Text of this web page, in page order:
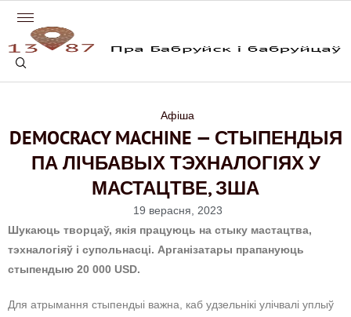
Афіша
DEMOCRACY MACHINE — СТЫПЕНДЫЯ
ПА ЛІЧБАВЫХ ТЭХНАЛОГІЯХ У
МАСТАЦТВЕ, ЗША
19 верасня, 2023
Шукаюць творцаў, якія працуюць на стыку мастацтва,
тэхналогіяў і супольнасці. Арганізатары прапануюць
стыпендыю 20 000 USD.
Для атрымання стыпендыі важна, каб удзельнікі улічвалі уплыў